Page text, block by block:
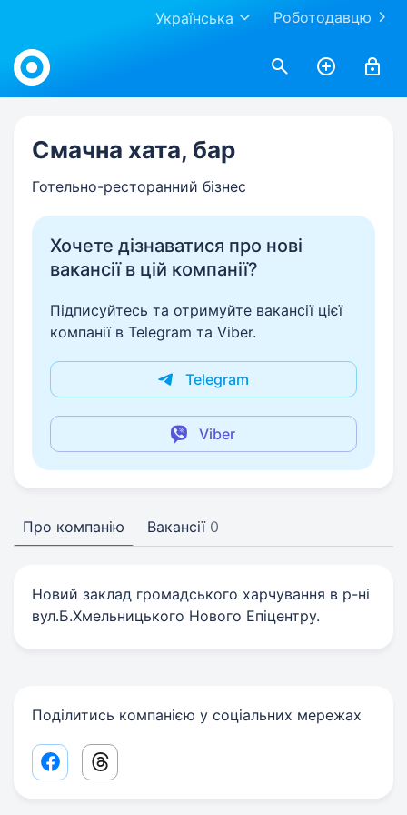
Роботодавцю
Українська
Work.ua
Смачна хата, бар
Готельно-ресторанний бізнес
Хочете дізнаватися про нові
вакансії в цій компанії?
Підписуйтесь та отримуйте вакансії цієї
компанії в Telegram та Viber.
Telegram
Viber
Про компанію Вакансії 0
Новий заклад громадського харчування в р-ні
вул.Б.Хмельницького Нового Епіцентру.
Поділитись компанією у соціальних мережах
Facebook share link
Threads share link